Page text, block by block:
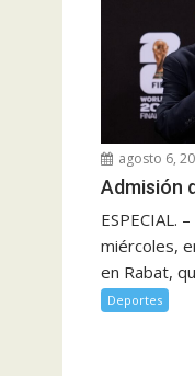
agosto 6,
Admisión
ESPECIAL.
miércoles,
en Rabat,
Deportes